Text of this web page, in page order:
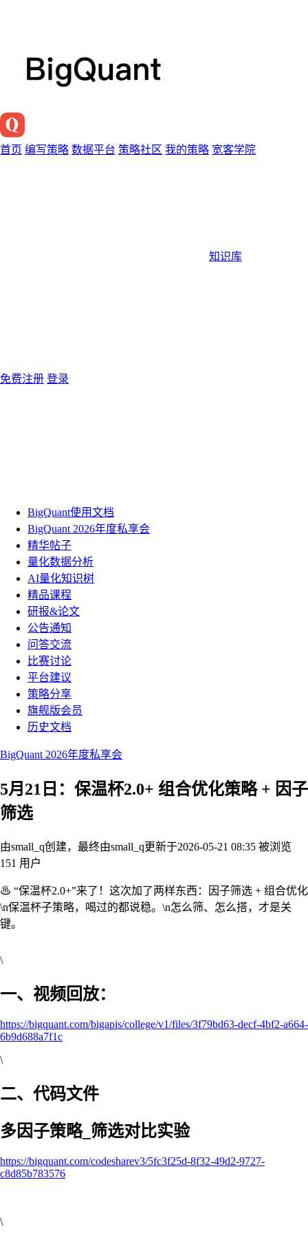
首页 编写策略 数据平台 策略社区 我的策略 宽客学院
知识库
免费注册 登录
BigQuant使用文档
BigQuant 2026年度私享会
精华帖子
量化数据分析
AI量化知识树
精品课程
研报&论文
公告通知
问答交流
比赛讨论
平台建议
策略分享
旗舰版会员
历史文档
BigQuant 2026年度私享会
5月21日：保温杯2.0+ 组合优化策略 + 因子
筛选
由small_q创建，最终由small_q更新于2026-05-21 08:35 被浏览
151 用户
♨ “保温杯2.0+”来了！这次加了两样东西：因子筛选 + 组合优化
\n保温杯子策略，喝过的都说稳。\n怎么筛、怎么搭，才是关
键。
\
一、视频回放：
https://bigquant.com/bigapis/college/v1/files/3f79bd63-decf-4bf2-a664-
6b9d688a7f1c
\
二、代码文件
多因子策略_筛选对比实验
https://bigquant.com/codesharev3/5fc3f25d-8f32-49d2-9727-
c8d85b783576
\